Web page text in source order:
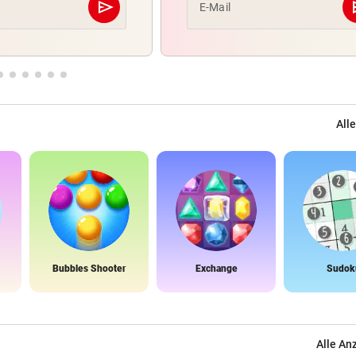
send
Abschicken E-Mail
Bubbles Shooter Exchange
Alle